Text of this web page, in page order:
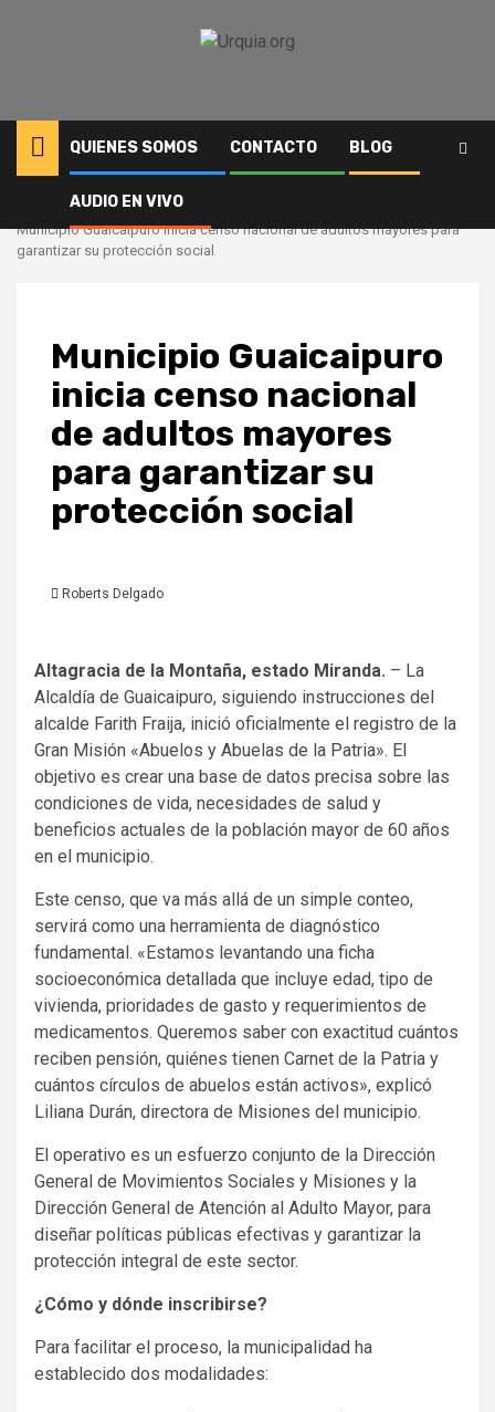
QUIENES SOMOS CONTACTO BLOG
AUDIO EN VIVO
Comunidad
Municipio Guaicaipuro inicia censo nacional de adultos mayores para
garantizar su protección social
Municipio Guaicaipuro
inicia censo nacional
de adultos mayores
para garantizar su
protección social
Roberts Delgado
Altagracia de la Montaña, estado Miranda. – La
Alcaldía de Guaicaipuro, siguiendo instrucciones del
alcalde Farith Fraija, inició oficialmente el registro de la
Gran Misión «Abuelos y Abuelas de la Patria». El
objetivo es crear una base de datos precisa sobre las
condiciones de vida, necesidades de salud y
beneficios actuales de la población mayor de 60 años
en el municipio.
Este censo, que va más allá de un simple conteo,
servirá como una herramienta de diagnóstico
fundamental. «Estamos levantando una ficha
socioeconómica detallada que incluye edad, tipo de
vivienda, prioridades de gasto y requerimientos de
medicamentos. Queremos saber con exactitud cuántos
reciben pensión, quiénes tienen Carnet de la Patria y
cuántos círculos de abuelos están activos», explicó
Liliana Durán, directora de Misiones del municipio.
El operativo es un esfuerzo conjunto de la Dirección
General de Movimientos Sociales y Misiones y la
Dirección General de Atención al Adulto Mayor, para
diseñar políticas públicas efectivas y garantizar la
protección integral de este sector.
¿Cómo y dónde inscribirse?
Para facilitar el proceso, la municipalidad ha
establecido dos modalidades: